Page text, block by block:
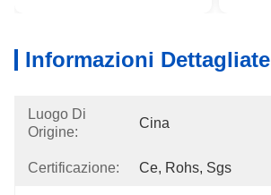
Informazioni Dettagliate
Luogo Di
Origine:
Cina
Certificazione: Ce, Rohs, Sgs